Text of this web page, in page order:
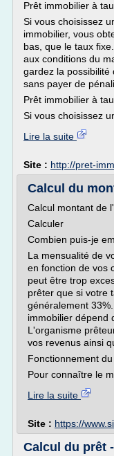
Prêt immobilier à
Si vous choisissez
immobilier, vous
bas, que le taux
aux conditions du
gardez la
sans payer de
Prêt immobilier à
Si vous choisissez
Lire la suite
Site : http://pret-
Calcul du
Calcul montant de
Calculer
Combien puis-je
La mensualité de
en fonction de vos
peut être trop
prêter que si votre
généralement
immobilier dépend
L'organisme
vos revenus ainsi
Fonctionnement
Pour connaître le
Lire la suite
Site : https://
Calcul du prêt